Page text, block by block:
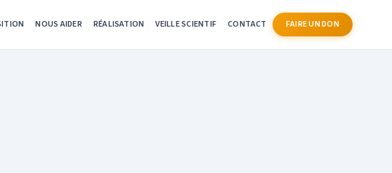
NOUS AIDER RÉALISATION VEILLE SCIENTIF CONTACT FAIRE UN DON